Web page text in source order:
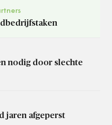
nodig door slechte
jaren afgeperst